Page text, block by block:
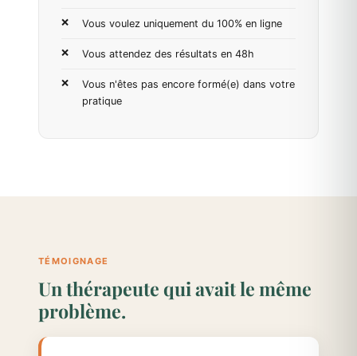
Vous voulez uniquement du 100% en ligne
Vous attendez des résultats en 48h
Vous n'êtes pas encore formé(e) dans votre
pratique
TÉMOIGNAGE
Un thérapeute qui avait le même
problème.